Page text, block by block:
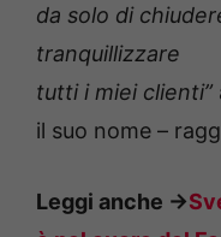
da solo di
tranquillizzare
tutti i miei clienti”
il suo nome –
Leggi anche ->